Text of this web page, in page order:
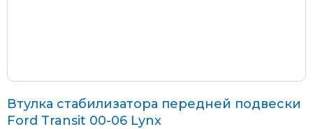
Втулка стабилизатора передней подвески
Ford Transit 00-06 Lynx